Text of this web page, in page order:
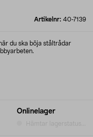
Artikelnr: 40-7139
Onlinelager
Hämtar lagerstatus...
du ska böja ståltrådar